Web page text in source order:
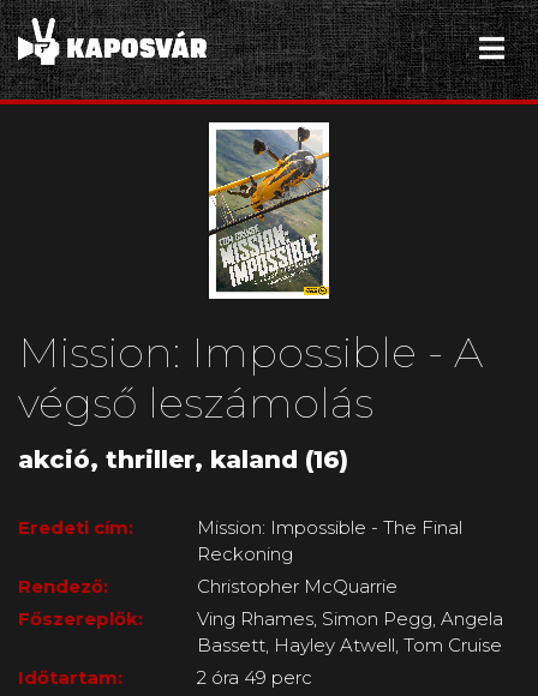
Mission: Impossible - A
végső leszámolás
akció, thriller, kaland (16)
Eredeti cím:
Mission: Impossible - The Final
Reckoning
Rendező:
Christopher McQuarrie
Főszereplők:
Ving Rhames, Simon Pegg, Angela
Bassett, Hayley Atwell, Tom Cruise
Időtartam:
2 óra 49 perc